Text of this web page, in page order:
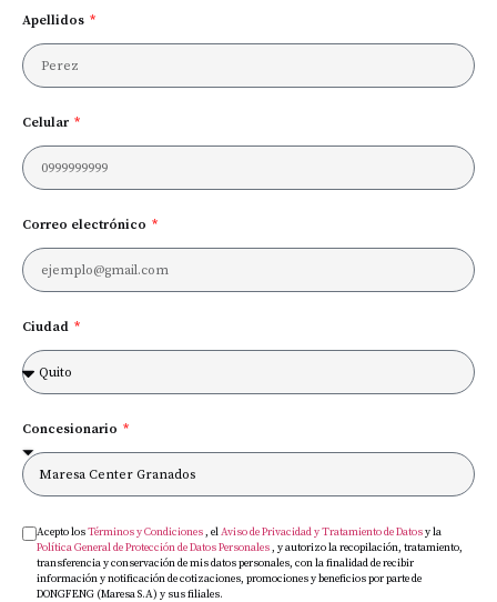
Apellidos
Celular
Correo electrónico
Ciudad
Concesionario
Acepto losTérminos y Condiciones, elAviso de Privacidad y Tratamiento de Datosy la
Política General de Protección de Datos Personales, y autorizo la recopilación, tratamiento,
transferencia y conservación de mis datos personales, con la finalidad de recibir
información y notificación de cotizaciones, promociones y beneficios por parte de
DONGFENG (Maresa S.A) y sus filiales.